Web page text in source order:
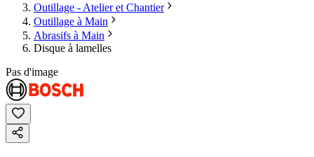
Outillage - Atelier et Chantier
Outillage à Main
Abrasifs à Main
Disque à lamelles
Pas d'image